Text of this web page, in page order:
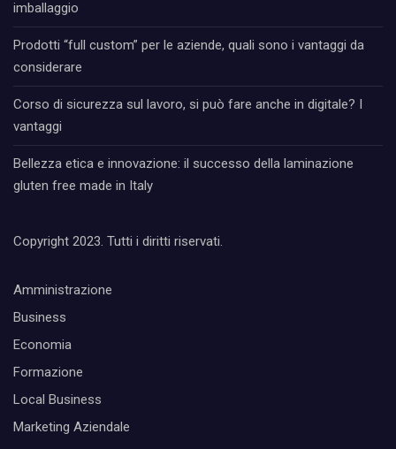
imballaggio
Prodotti “full custom” per le aziende, quali sono i vantaggi da
considerare
Corso di sicurezza sul lavoro, si può fare anche in digitale? I
vantaggi
Bellezza etica e innovazione: il successo della laminazione
gluten free made in Italy
Copyright 2023. Tutti i diritti riservati.
Amministrazione
Business
Economia
Formazione
Local Business
Marketing Aziendale